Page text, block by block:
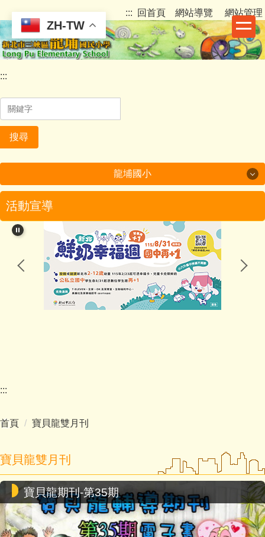
到
主
要
容
::: 回首頁 網站導覽 網站管理
ZH-TW
:::
搜尋
龍埔國小
龍埔國小
認識龍埔
行政團隊
活動宣導
:::
首頁 寶貝龍雙月刊
寶貝龍雙月刊
寶貝龍期刊-第35期